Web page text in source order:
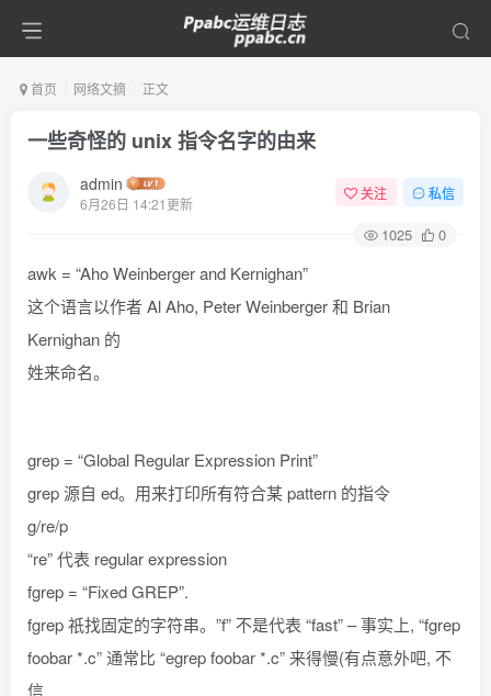
首页 网络文摘 正文
一些奇怪的 unix 指令名字的由来
admin
6月26日 14:21更新
关注 私信
1025 0
awk = “Aho Weinberger and Kernighan”
这个语言以作者 Al Aho, Peter Weinberger 和 Brian
Kernighan 的
姓来命名。
grep = “Global Regular Expression Print”
grep 源自 ed。用来打印所有符合某 pattern 的指令
g/re/p
“re” 代表 regular expression
fgrep = “Fixed GREP”.
fgrep 祇找固定的字符串。”f” 不是代表 “fast” – 事实上, “fgrep
foobar *.c” 通常比 “egrep foobar *.c” 来得慢(有点意外吧, 不
信